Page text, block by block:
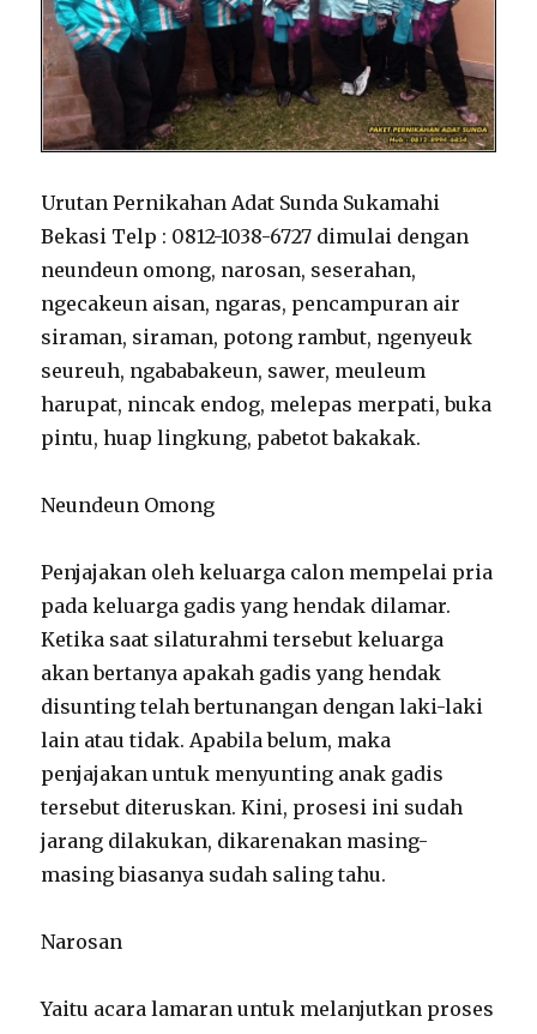
Urutan Pernikahan Adat Sunda Sukamahi
Bekasi Telp : 0812-1038-6727 dimulai dengan
neundeun omong, narosan, seserahan,
ngecakeun aisan, ngaras, pencampuran air
siraman, siraman, potong rambut, ngenyeuk
seureuh, ngababakeun, sawer, meuleum
harupat, nincak endog, melepas merpati, buka
pintu, huap lingkung, pabetot bakakak.
Neundeun Omong
Penjajakan oleh keluarga calon mempelai pria
pada keluarga gadis yang hendak dilamar.
Ketika saat silaturahmi tersebut keluarga
akan bertanya apakah gadis yang hendak
disunting telah bertunangan dengan laki-laki
lain atau tidak. Apabila belum, maka
penjajakan untuk menyunting anak gadis
tersebut diteruskan. Kini, prosesi ini sudah
jarang dilakukan, dikarenakan masing-
masing biasanya sudah saling tahu.
Narosan
Yaitu acara lamaran untuk melanjutkan proses